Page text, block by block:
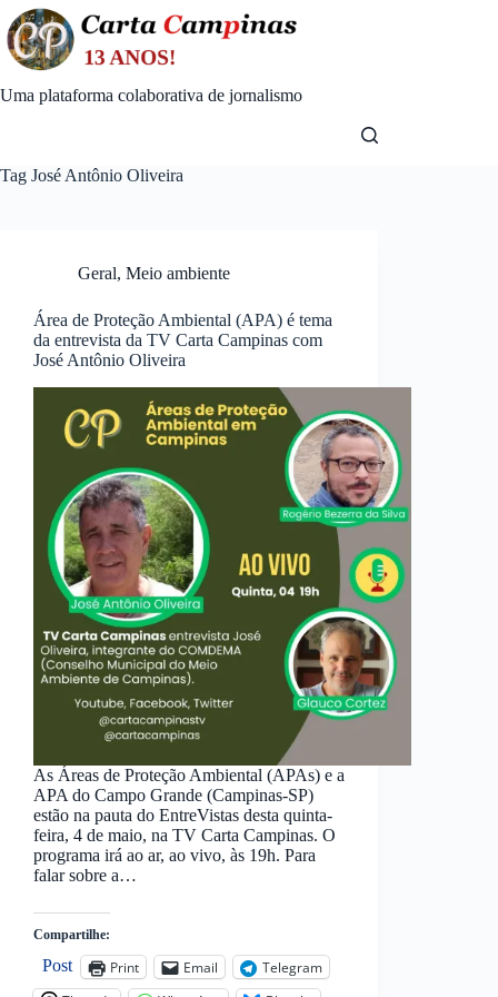
Skip
to
content
Uma plataforma colaborativa de jornalismo
Tag José Antônio Oliveira
Geral, Meio ambiente
Área de Proteção Ambiental (APA) é tema
da entrevista da TV Carta Campinas com
José Antônio Oliveira
As Áreas de Proteção Ambiental (APAs) e a
APA do Campo Grande (Campinas-SP)
estão na pauta do EntreVistas desta quinta-
feira, 4 de maio, na TV Carta Campinas. O
programa irá ao ar, ao vivo, às 19h. Para
falar sobre a…
Compartilhe:
Post Print Email
Telegram